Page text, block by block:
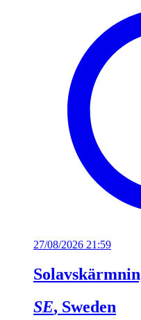
27/08/2026 21:59
SE, Sweden